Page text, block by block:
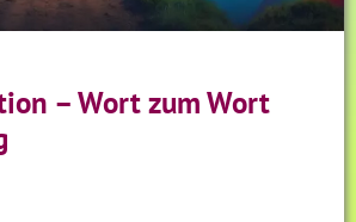
– Wort zum Wort